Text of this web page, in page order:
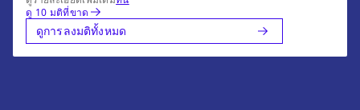
ดู 10 มติที่ขาด
ดูการลงมติทั้งหมด